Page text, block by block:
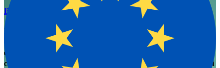
Perché abbiamo creato DataChi
Il problema di capacità di esecuzione che la maggior parte delle
organizzazioni vendite tratta come un problema di produttività,
e perché la risposta non è più rep. Una nota del founder su ciò
che abbiamo continuato a osservare e ciò che abbiamo deciso di